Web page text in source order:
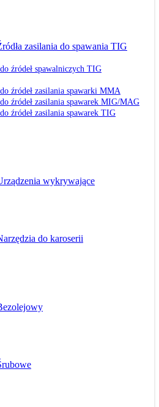
zasilania do spawania TIG
źródeł spawalniczych TIG
źródeł zasilania spawarki MMA
źródeł zasilania spawarek MIG/MAG
źródeł zasilania spawarek TIG
wykrywające
do karoserii